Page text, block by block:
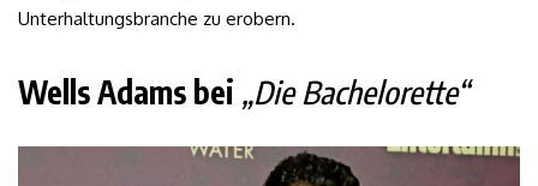
Unterhaltungsbranche zu erobern.
Wells Adams bei „Die Bachelorette“